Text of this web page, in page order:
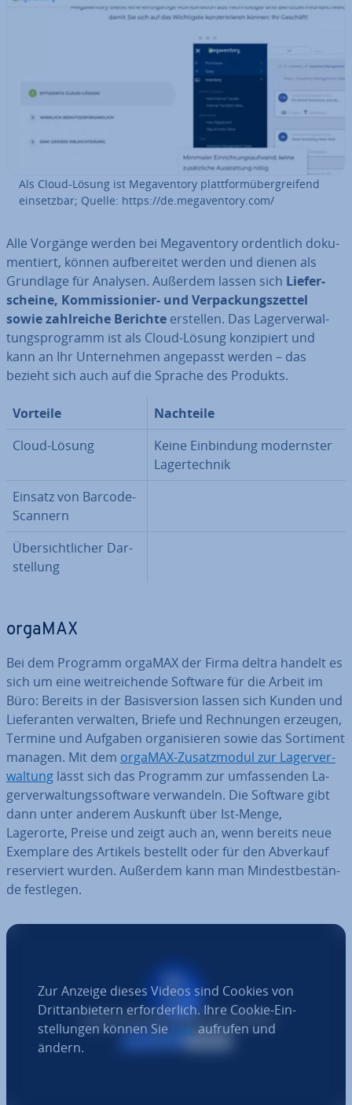
Als Cloud-Lösung ist Me­ga­ven­to­ry platt­form­über­grei­fend
ein­setz­bar; Quelle: https://de.me­ga­ven­to­ry.com/
Alle Vorgänge werden bei Me­ga­ven­to­ry or­dent­lich do­ku­
men­tiert, können auf­be­rei­tet werden und dienen als
Grundlage für Analysen. Außerdem lassen sich Lie­fer­
schei­ne, Kom­mis­sio­nier- und Ver­pa­ckungs­zet­tel
sowie zahl­rei­che Berichte erstellen. Das La­ger­ver­wal­
tungs­pro­gramm ist als Cloud-Lösung kon­zi­piert und
kann an Ihr Un­ter­neh­men angepasst werden – das
bezieht sich auch auf die Sprache des Produkts.
Vorteile
Nachteile
Cloud-Lösung
Keine Ein­bin­dung mo­derns­ter
La­ger­tech­nik
Einsatz von Barcode-
Scannern
Über­sicht­li­cher Dar­
stel­lung
orgaMAX
Bei dem Programm orgaMAX der Firma deltra handelt es
sich um eine weit­rei­chen­de Software für die Arbeit im
Büro: Bereits in der Ba­sis­ver­si­on lassen sich Kunden und
Lie­fe­ran­ten verwalten, Briefe und Rech­nun­gen erzeugen,
Termine und Aufgaben or­ga­ni­sie­ren sowie das Sortiment
managen. Mit dem orgaMAX-Zu­satz­mo­dul zur La­ger­ver­
wal­tung lässt sich das Programm zur um­fas­sen­den La­
ger­ver­wal­tungs­soft­ware ver­wan­deln. Die Software gibt
dann unter anderem Auskunft über Ist-Menge,
Lagerorte, Preise und zeigt auch an, wenn bereits neue
Exemplare des Artikels bestellt oder für den Abverkauf
re­ser­viert wurden. Außerdem kann man Min­dest­be­stän­
de festlegen.
Zur Anzeige dieses Videos sind Cookies von
Dritt­an­bie­tern er­for­der­lich. Ihre Cookie-Ein­
stel­lun­gen können Sie hier aufrufen und
ändern.